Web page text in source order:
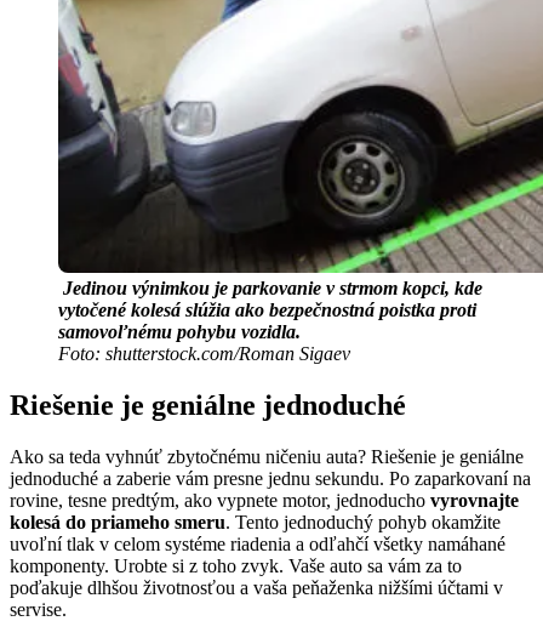
Jedinou výnimkou je parkovanie v strmom kopci, kde
vytočené kolesá slúžia ako bezpečnostná poistka proti
samovoľnému pohybu vozidla.
Foto: shutterstock.com/Roman Sigaev
Riešenie je geniálne jednoduché
Ako sa teda vyhnúť zbytočnému ničeniu auta? Riešenie je geniálne
jednoduché a zaberie vám presne jednu sekundu. Po zaparkovaní na
rovine, tesne predtým, ako vypnete motor, jednoducho vyrovnajte
kolesá do priameho smeru. Tento jednoduchý pohyb okamžite
uvoľní tlak v celom systéme riadenia a odľahčí všetky namáhané
komponenty. Urobte si z toho zvyk. Vaše auto sa vám za to
poďakuje dlhšou životnosťou a vaša peňaženka nižšími účtami v
servise.